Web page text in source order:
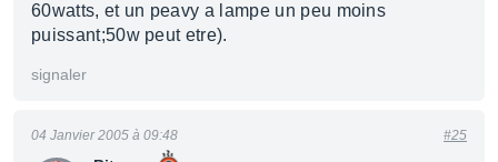
60watts, et un peavy a lampe un peu moins
puissant;50w peut etre).
signaler
04 Janvier 2005 à 09:48 #25